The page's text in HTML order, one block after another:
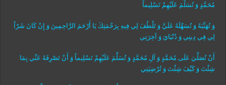
مُحَمَّدٍ وَ تُسَلِّمَ عَلَيْهِمْ تَسْلِيماً
وَ تُهَنِّيَهُ وَ تُسَهِّلَهُ عَلَيَّ وَ تَلْطُفَ لِي فِيهِ بِرَحْمَتِكَ يَا أَرْحَمَ الرَّاحِمِينَ وَ إِنْ كَانَ شَرّاً
لِي فِي دِينِي وَ دُنْيَايَ وَ آخِرَتِي
أَنْ تُصَلِّيَ عَلَى مُحَمَّدٍ وَ آلِ مُحَمَّدٍ وَ تُسَلِّمَ عَلَيْهِمْ تَسْلِيماً وَ أَنْ تَصْرِفَهُ عَنِّي بِمَا
شِئْتَ وَ كَيْفَ شِئْتَ وَ تُرْضِيَنِي